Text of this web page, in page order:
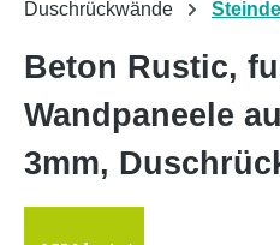
Duschrückwände
Beton Rustic,
Wandpaneele
3mm,